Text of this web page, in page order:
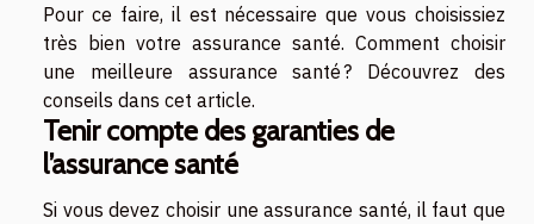
Pour ce faire, il est nécessaire que vous choisissiez
très bien votre assurance santé. Comment choisir
une meilleure assurance santé ? Découvrez des
conseils dans cet article.
Tenir compte des garanties de
l’assurance santé
Si vous devez choisir une assurance santé, il faut que